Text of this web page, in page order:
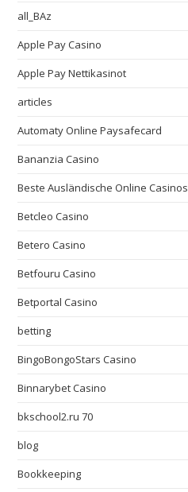
all_BAz
Apple Pay Casino
Apple Pay Nettikasinot
articles
Automaty Online Paysafecard
Bananzia Casino
Beste Ausländische Online Casinos
Betcleo Casino
Betero Casino
Betfouru Casino
Betportal Casino
betting
BingoBongoStars Casino
Binnarybet Casino
bkschool2.ru 70
blog
Bookkeeping